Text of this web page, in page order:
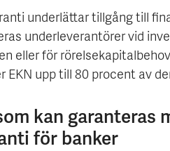
underlättar tillgång till
underleverantörer vid
eller för
EKN upp till 80 procent av
kan garanteras
för banker